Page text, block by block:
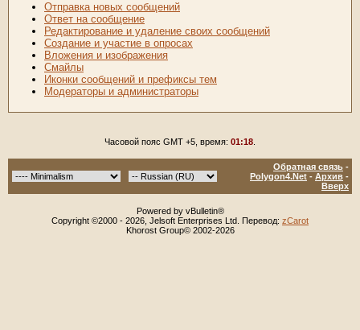
Отправка новых сообщений
Ответ на сообщение
Редактирование и удаление своих сообщений
Создание и участие в опросах
Вложения и изображения
Смайлы
Иконки сообщений и префиксы тем
Модераторы и администраторы
Часовой пояс GMT +5, время: 01:18
Обратная связь -
Polygon4.Net - Архив -
Вверх
Powered by vBulletin®
Copyright ©2000 - 2026, Jelsoft Enterprises Ltd. Перевод: zCarot
Khorost Group© 2002-2026